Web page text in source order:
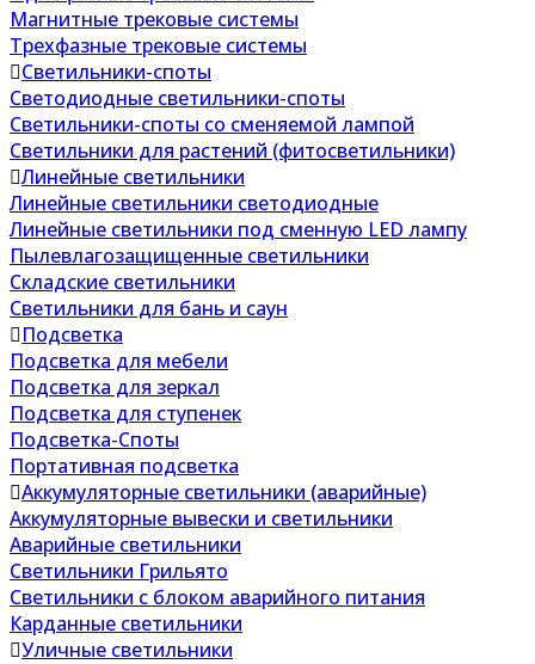
Магнитные трековые системы
Трехфазные трековые системы
Светильники-споты
Светодиодные светильники-споты
Светильники-споты со сменяемой лампой
Светильники для растений (фитосветильники)
Линейные светильники
Линейные светильники светодиодные
Линейные светильники под сменную LED лампу
Пылевлагозащищенные светильники
Складские светильники
Светильники для бань и саун
Подсветка
Подсветка для мебели
Подсветка для зеркал
Подсветка для ступенек
Подсветка-Споты
Портативная подсветка
Аккумуляторные светильники (аварийные)
Аккумуляторные вывески и светильники
Аварийные светильники
Светильники Грильято
Светильники с блоком аварийного питания
Карданные светильники
Уличные светильники